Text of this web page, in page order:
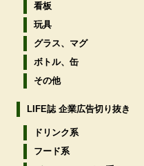
看板
玩具
グラス、マグ
ボトル、缶
その他
LIFE誌 企業広告切り抜き
ドリンク系
フード系